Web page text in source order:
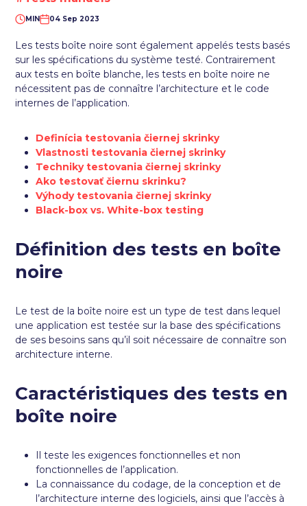
MIN 04 Sep 2023
Les tests boîte noire sont également appelés tests basés
sur les spécifications du système testé. Contrairement
aux tests en boîte blanche, les tests en boîte noire ne
nécessitent pas de connaître l’architecture et le code
internes de l’application.
Definícia testovania čiernej skrinky
Vlastnosti testovania čiernej skrinky
Techniky testovania čiernej skrinky
Ako testovať čiernu skrinku?
Výhody testovania čiernej skrinky
Black-box vs. White-box testing
Définition des tests en boîte
noire
Le test de la boîte noire est un type de test dans lequel
une application est testée sur la base des spécifications
de ses besoins sans qu’il soit nécessaire de connaître son
architecture interne.
Caractéristiques des tests en
boîte noire
Il teste les exigences fonctionnelles et non
fonctionnelles de l’application.
La connaissance du codage, de la conception et de
l’architecture interne des logiciels, ainsi que l’accès à